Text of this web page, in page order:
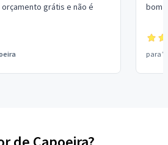
grátis e não é
bom
para